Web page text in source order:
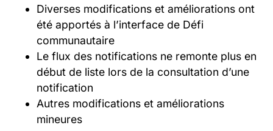
Diverses modifications et améliorations ont
été apportés à l’interface de Défi
communautaire
Le flux des notifications ne remonte plus en
début de liste lors de la consultation d’une
notification
Autres modifications et améliorations
mineures